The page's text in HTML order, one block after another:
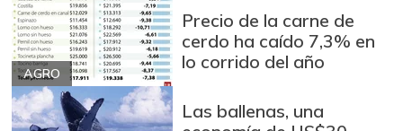
AGRO
Precio de la carne de
cerdo ha caído 7,3% en
lo corrido del año
Las ballenas, una